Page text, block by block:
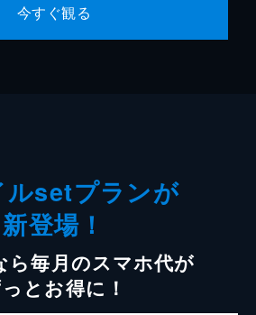
今すぐ観る
ルsetプランが
新登場！
ら毎月のスマホ代が
とお得に！